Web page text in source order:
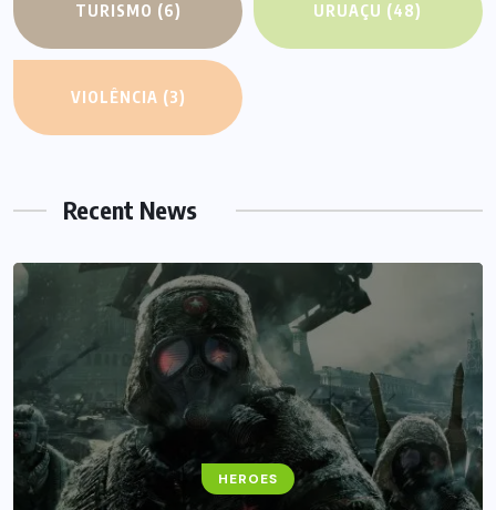
TURISMO (6) URUAÇU (48)
VIOLÊNCIA (3)
Recent News
FANTASY
HEROES